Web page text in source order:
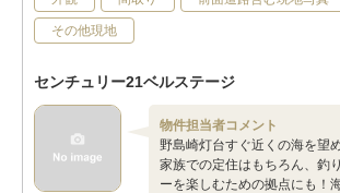
その他現地
センチュリー21ベルステージ
物件担当者コメント
野島崎灯台すぐ近くの海を望
家族での定住はもちろん、釣
ーを楽しむための拠点にも！